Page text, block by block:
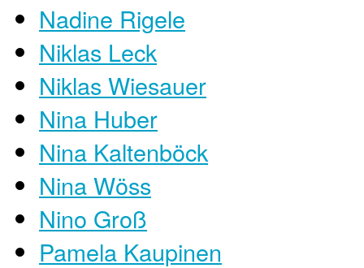
Nadine Rigele
Niklas Leck
Niklas Wiesauer
Nina Huber
Nina Kaltenböck
Nina Wöss
Nino Groß
Pamela Kaupinen